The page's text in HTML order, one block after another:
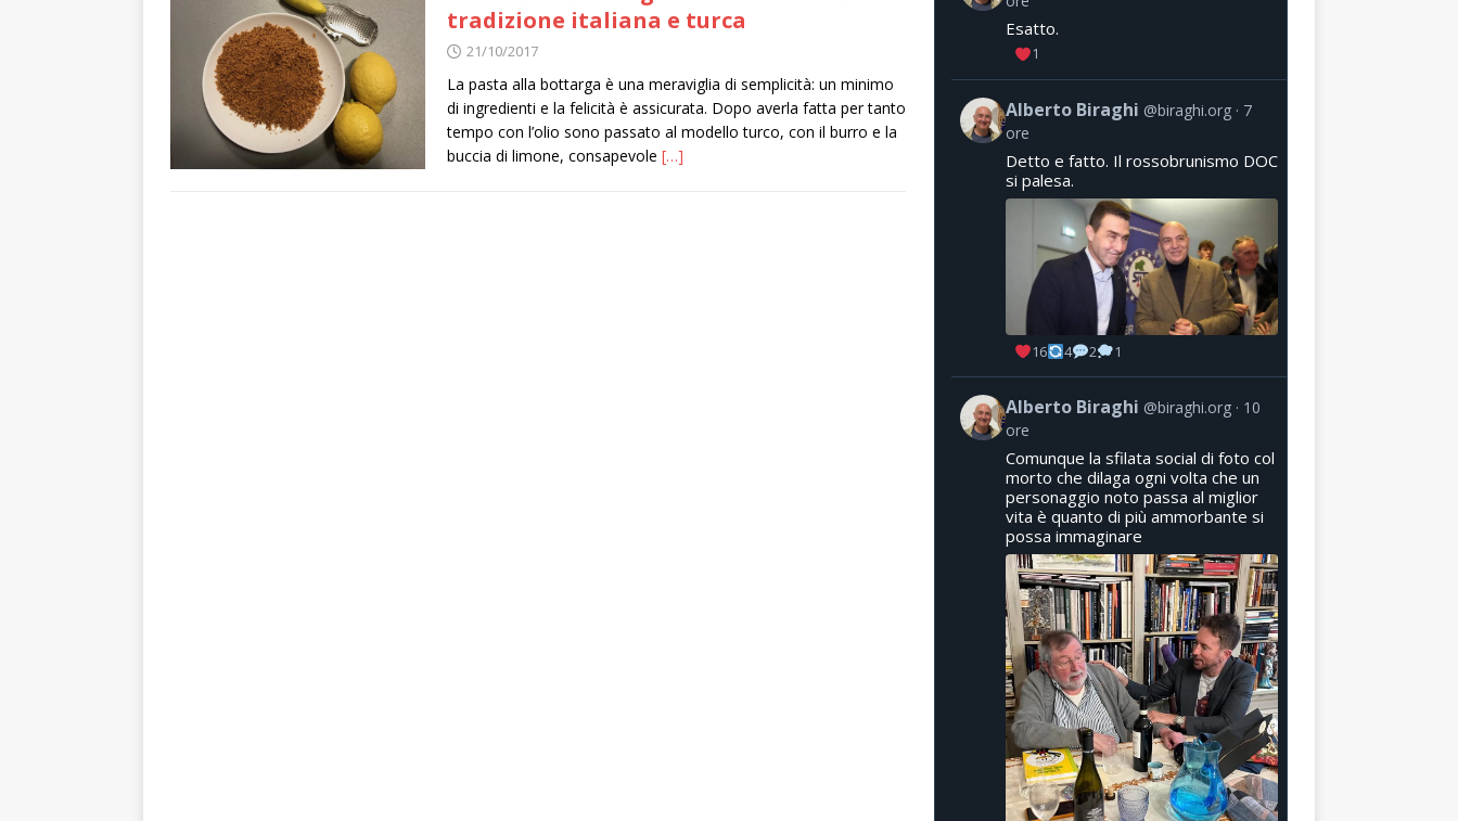
tradizione italiana e turca
21/10/2017
La pasta alla bottarga è una meraviglia di semplicità: un minimo
di ingredienti e la felicità è assicurata. Dopo averla fatta per tanto
tempo con l’olio sono passato al modello turco, con il burro e la
buccia di limone, consapevole […]
Esatto.
1
Alberto Biraghi @biraghi.org
7
ore
Detto e fatto. Il rossobrunismo DOC
si palesa.
16 4 2 1
Alberto Biraghi @biraghi.org
10
ore
Comunque la sfilata social di foto col
morto che dilaga ogni volta che un
personaggio noto passa al miglior
vita è quanto di più ammorbante si
possa immaginare